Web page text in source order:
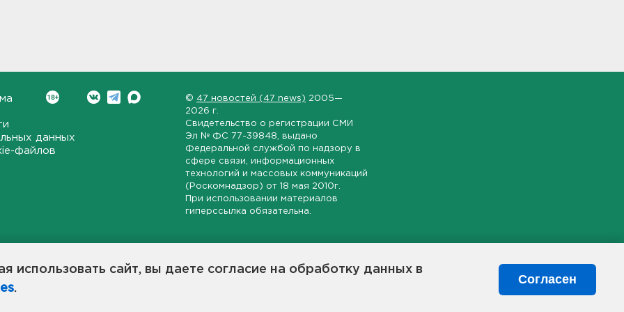
использовать сайт, вы даете согласие на обработку данных в
.
Согласен
данных
файлов
© 47 новостей (47 news) 2005—
2026 г.
Свидетельство о регистрации СМИ
Эл № ФС 77-39848 , выдано
Федеральной службой по надзору в
сфере связи, информационных
технологий и массовых коммуникаций
(Роскомнадзор) от 18 мая 2010г.
При использовании материалов
гиперссылка обязательна.
области, экономической и инвестиционной активности в регионе.
станет популярной и конструктивной площадкой для свободного
в 47-м регионе России.